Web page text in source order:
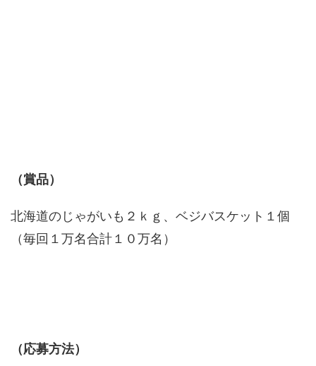
（賞品）
北海道のじゃがいも２ｋｇ、ベジバスケット１個
（毎回１万名合計１０万名）
（応募方法）